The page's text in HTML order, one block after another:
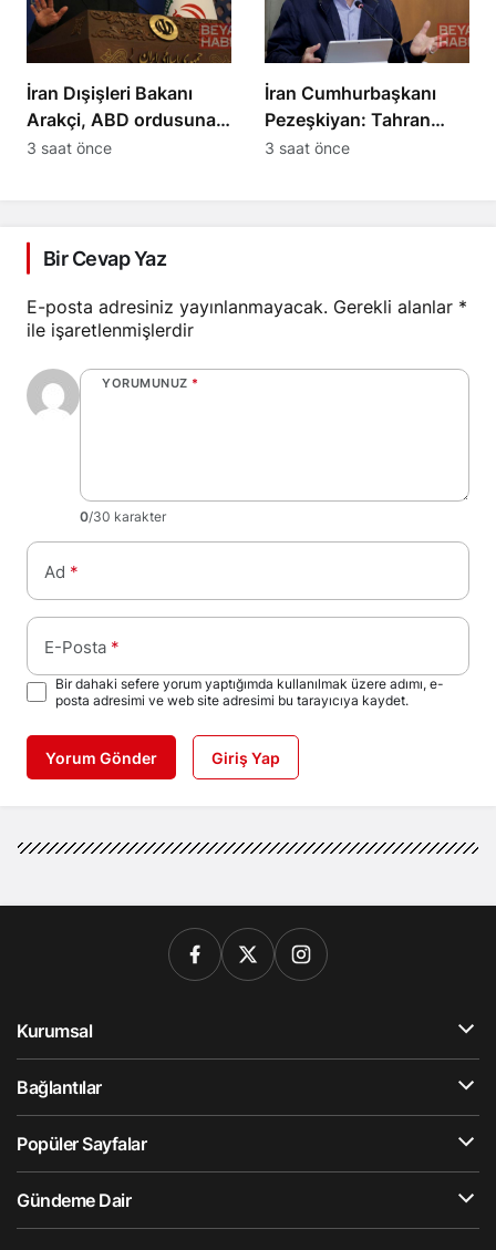
İran Dışişleri Bakanı
Arakçi, ABD ordusuna
karşı güçlerini
3 saat önce
İran Cumhurbaşkanı
Pezeşkiyan: Tahran
diyalogdan yana,
3 saat önce
Bir Cevap Yaz
E-posta adresiniz yayınlanmayacak. Gerekli alanlar *
ile işaretlenmişlerdir
YORUMUNUZ *
0/30 karakter
Ad *
E-Posta *
Bir dahaki sefere yorum yaptığımda kullanılmak üzere adımı, e-
posta adresimi ve web site adresimi bu tarayıcıya kaydet.
Yorum Gönder Giriş Yap
Kurumsal
Bağlantılar
Popüler Sayfalar
Gündeme Dair